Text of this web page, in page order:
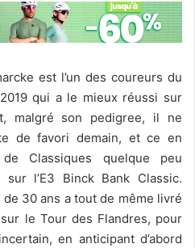
est l’un des coureurs du
qui a le mieux réussi sur
malgré son pedigree, il ne
de favori demain, et ce en
de Classiques quelque peu
l’E3 Binck Bank Classic.
30 ans a tout de même livré
le Tour des Flandres, pour
en anticipant d’abord